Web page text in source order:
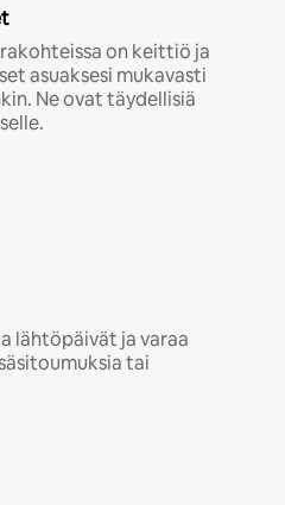
on keittiö ja
asuaksesi mukavasti
Ne ovat täydellisiä
lähtöpäivät ja varaa
tai